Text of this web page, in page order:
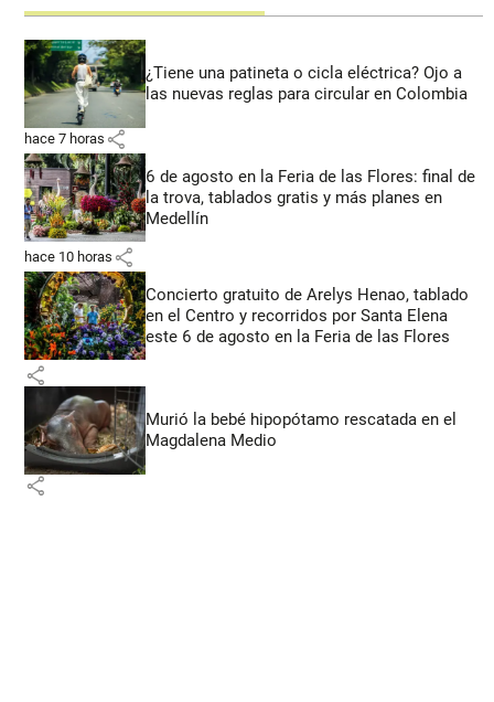
¿Tiene una patineta o cicla eléctrica? Ojo a
las nuevas reglas para circular en Colombia
hace 7 horas share
6 de agosto en la Feria de las Flores: final de
la trova, tablados gratis y más planes en
Medellín
hace 10 horas share
Concierto gratuito de Arelys Henao, tablado
en el Centro y recorridos por Santa Elena
este 6 de agosto en la Feria de las Flores
share
Murió la bebé hipopótamo rescatada en el
Magdalena Medio
share